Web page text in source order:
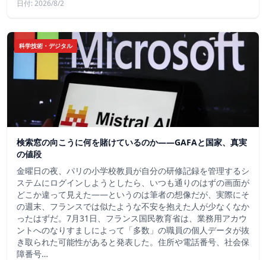
日付: 2026/8/2
科学技術・デジタル
検索窓の向こうに何を賭けているのか——GAFAと国家、真実
の値段
金曜日の夜、パリの小学校教員が自分の研修記録を管理するシ
ステムにログインしようとしたら、いつも通りのはずの画面が
どこか違って見えた——というのは筆者の想像だが、実際にそ
の週末、フランスでは似たような不安を抱えた人が少なくなか
ったはずだ。7月31日、フランス国民教育省は、業務用アカウ
ントへのなりすましによって「多数」の職員の個人データが抜
き取られた可能性があると発表した。住所や電話番号、社会保
障番号…